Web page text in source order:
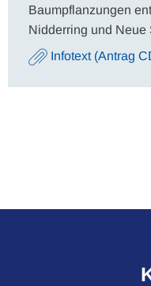
Baumpflanzungen
Nidderring und Neue
Infotext (Antrag